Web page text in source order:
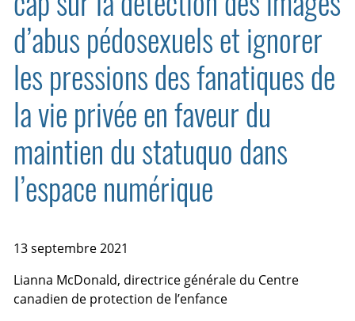
d’abus pédosexuels et ignorer
les pressions des fanatiques de
la vie privée en faveur du
maintien du statuquo dans
l’espace numérique
13 septembre 2021
Lianna McDonald, directrice générale du Centre
canadien de protection de l’enfance